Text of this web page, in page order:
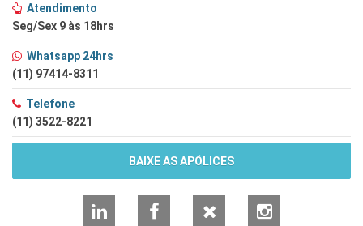
Atendimento
Seg/Sex 9 às 18hrs
Whatsapp 24hrs
(11) 97414-8311
Telefone
(11) 3522-8221
BAIXE AS APÓLICES
LinkedInFacebook Instagram